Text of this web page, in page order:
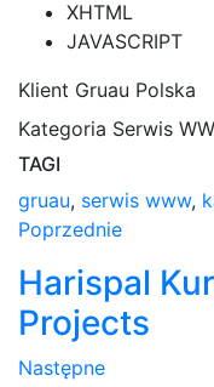
XHTML
JAVASCRIPT
Klient Gruau Polska
Kategoria Serwis
TAGI
gruau, serwis www,
Poprzednie
Harispal
Projects
Następne